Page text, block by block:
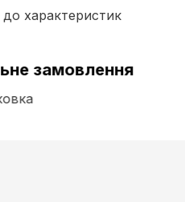
до характеристик
замовлення